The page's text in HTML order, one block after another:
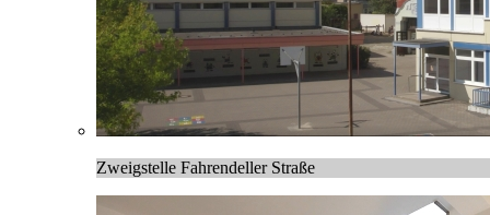
Zweigstelle Fahrendeller Straße